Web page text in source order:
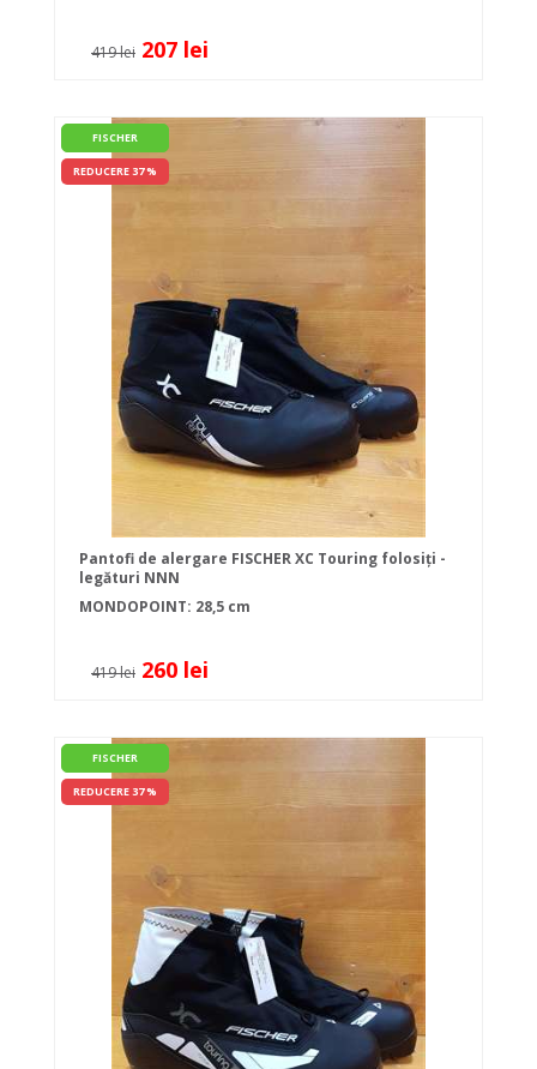
419 lei 207 lei
FISCHER
REDUCERE 37 %
Pantofi de alergare FISCHER XC Touring folosiți -
legături NNN
MONDOPOINT: 28,5 cm
419 lei 260 lei
FISCHER
REDUCERE 37 %